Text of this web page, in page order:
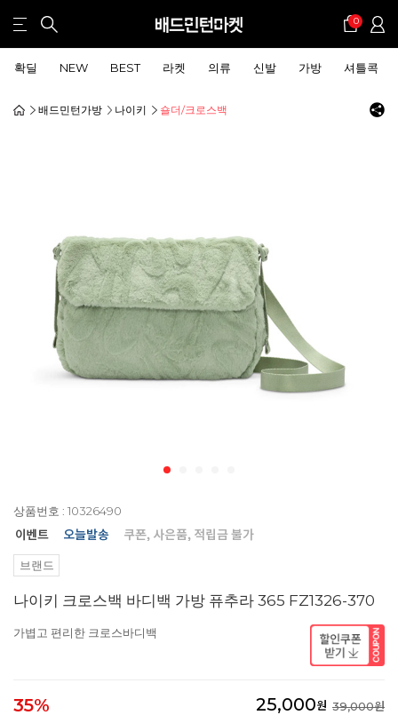
0
확딜 NEW BEST 라켓 의류 신발 가방 셔틀콕
배드민턴가방 나이키 숄더/크로스백
상품번호 : 10326490
브랜드
나이키 크로스백 바디백 가방 퓨추라 365 FZ1326-370
가볍고 편리한 크로스바디백
35% 25,000원 39,000원